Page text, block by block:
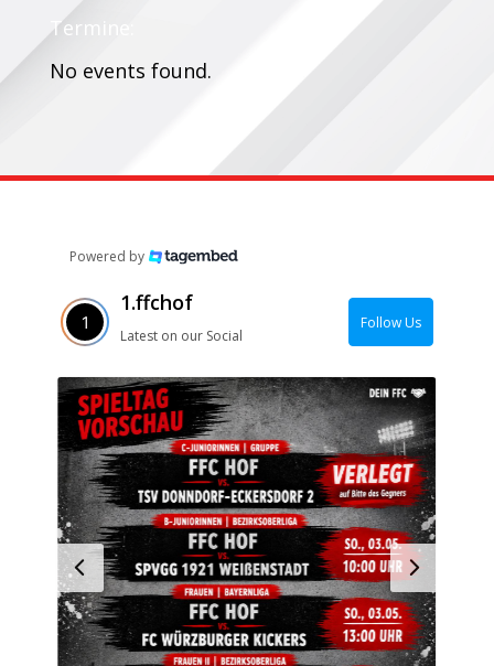
Termine:
No events found.
Powered by
1.ffchof
Latest on our Social
Follow Us